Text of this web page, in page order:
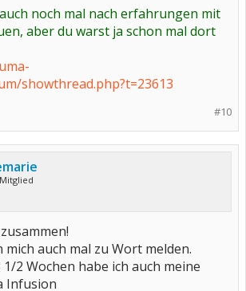
noch mal nach erfahrungen mit
aber du warst ja schon mal dort
showthread.php?t=23613
#10
mich auch mal zu Wort melden.
2 Wochen habe ich auch meine
Infusion